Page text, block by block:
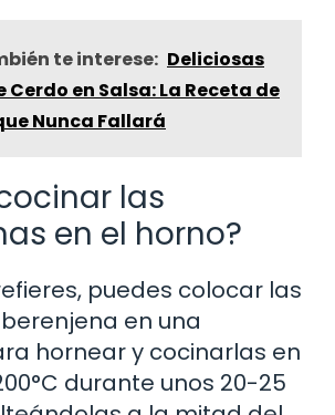
te interese: Deliciosas
en Salsa: La Receta de
Nunca Fallará
las
en el horno?
puedes colocar las
en una
hornear y cocinarlas en
durante unos 20-25